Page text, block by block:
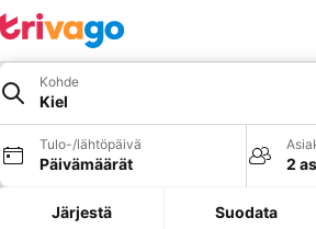
Kohde
Kiel
Tulo-/lähtöpäivä
Päivämäärät 2
Järjestä Suodata